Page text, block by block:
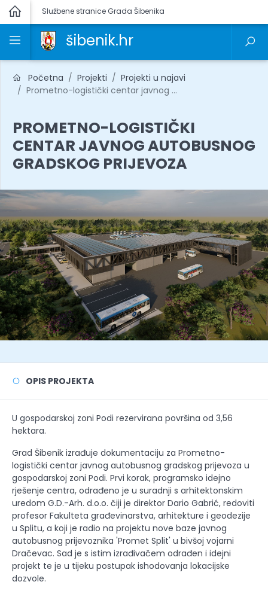
Službene stranice Grada Šibenika
šibenik.hr
Početna Projekti
Projekti u najavi
Prometno-logistički centar javnog ...
PROMETNO-LOGISTIČKI
CENTAR JAVNOG AUTOBUSNOG
GRADSKOG PRIJEVOZA
OPIS PROJEKTA
U gospodarskoj zoni Podi rezervirana površina od 3,56
hektara.
Grad Šibenik izrađuje dokumentaciju za Prometno-
logistički centar javnog autobusnog gradskog prijevoza u
gospodarskoj zoni Podi. Prvi korak, programsko idejno
rješenje centra, odrađeno je u suradnji s arhitektonskim
uredom G.D.-Arh. d.o.o. čiji je direktor Dario Gabrić, redoviti
profesor Fakulteta građevinarstva, arhitekture i geodezije
u Splitu, a koji je radio na projektu nove baze javnog
autobusnog prijevoznika 'Promet Split' u bivšoj vojarni
Dračevac. Sad je s istim izrađivačem odrađen i idejni
projekt te je u tijeku postupak ishodovanja lokacijske
dozvole.